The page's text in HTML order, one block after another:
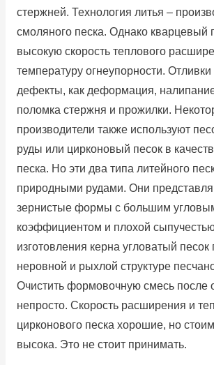
стержней. Технология литья –
смоляного песка. Однако кварцевый
высокую скорость теплового
температуру огнеупорности. Отливки
дефекты, как деформация,
поломка стержня и прожилки.
производители также используют
руды или цирконовый песок в
песка. Но эти два типа литейного
природными рудами. Они
зернистые формы с большим
коэффициентом и плохой
изготовления керна угловатый песок
неровной и рыхлой структуре
Очистить формовочную смесь после
непросто. Скорость расширения и
цирконового песка хорошие, но
высока. Это не стоит принимать.